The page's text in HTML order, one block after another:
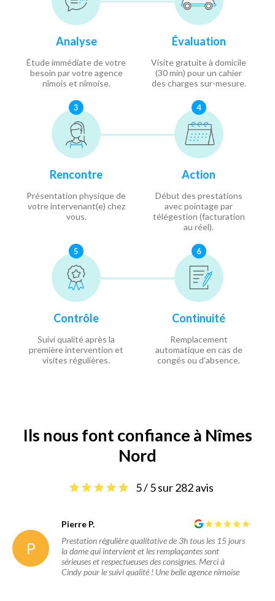
Analyse
Étude immédiate de votre
besoin par votre agence
nîmois et nîmoise.
Évaluation
Visite gratuite à domicile
(30 min) pour un cahier
des charges sur-mesure.
3
Rencontre
Présentation physique de
votre intervenant(e) chez
vous.
4
Action
Début des prestations
avec pointage par
télégestion (facturation
au réel).
5
Contrôle
Suivi qualité après la
première intervention et
visites régulières.
6
Continuité
Remplacement
automatique en cas de
congés ou d'absence.
Ils nous font confiance à Nîmes
Nord
5 / 5 sur 282 avis
P
Pierre P.
Prestation régulière qualitative de 3h tous les 15 jours
la dame qui intervient et les remplaçantes sont
sérieuses et respectueuses des consignes. Merci à
Cindy pour le suivi qualité ! Une belle agence nîmoise